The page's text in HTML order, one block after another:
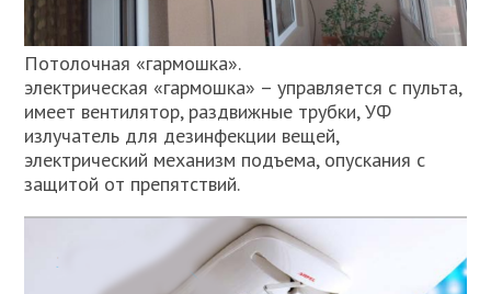
Потолочная «гармошка».
электрическая «гармошка» – управляется с пульта,
имеет вентилятор, раздвижные трубки, УФ
излучатель для дезинфекции вещей,
электрический механизм подъема, опускания с
защитой от препятствий.